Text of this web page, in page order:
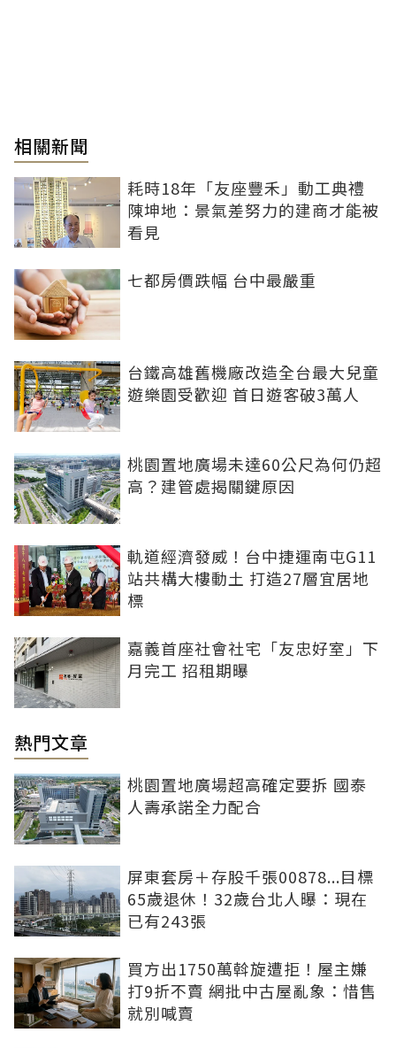
相關新聞
耗時18年「友座豐禾」動工典禮
陳坤地：景氣差努力的建商才能被
看見
七都房價跌幅 台中最嚴重
台鐵高雄舊機廠改造全台最大兒童
遊樂園受歡迎 首日遊客破3萬人
桃園置地廣場未達60公尺為何仍超
高？建管處揭關鍵原因
軌道經濟發威！台中捷運南屯G11
站共構大樓動土 打造27層宜居地
標
嘉義首座社會社宅「友忠好室」下
月完工 招租期曝
熱門文章
桃園置地廣場超高確定要拆 國泰
人壽承諾全力配合
屏東套房＋存股千張00878...目標
65歲退休！32歲台北人曝：現在
已有243張
買方出1750萬斡旋遭拒！屋主嫌
打9折不賣 網批中古屋亂象：惜售
就別喊賣